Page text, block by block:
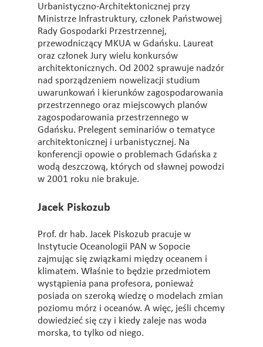
Urbanistyczno-Architektonicznej przy
Ministrze Infrastruktury, członek Państwowej
Rady Gospodarki Przestrzennej,
przewodniczący MKUA w Gdańsku. Laureat
oraz członek Jury wielu konkursów
architektonicznych. Od 2002 sprawuje nadzór
nad sporządzeniem nowelizacji studium
uwarunkowań i kierunków zagospodarowania
przestrzennego oraz miejscowych planów
zagospodarowania przestrzennego w
Gdańsku. Prelegent seminariów o tematyce
architektonicznej i urbanistycznej. Na
konferencji opowie o problemach Gdańska z
wodą deszczową, których od sławnej powodzi
w 2001 roku nie brakuje.
Jacek Piskozub
Prof. dr hab. Jacek Piskozub pracuje w
Instytucie Oceanologii PAN w Sopocie
zajmując się związkami między oceanem i
klimatem. Właśnie to będzie przedmiotem
wystąpienia pana profesora, ponieważ
posiada on szeroką wiedzę o modelach zmian
poziomu mórz i oceanów. A więc, jeśli chcemy
dowiedzieć się czy i kiedy zaleje nas woda
morska, to tylko od niego.